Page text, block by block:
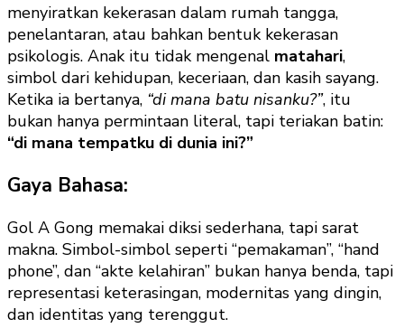
menyiratkan kekerasan dalam rumah tangga,
penelantaran, atau bahkan bentuk kekerasan
psikologis. Anak itu tidak mengenal matahari,
simbol dari kehidupan, keceriaan, dan kasih sayang.
Ketika ia bertanya, “di mana batu nisanku?”, itu
bukan hanya permintaan literal, tapi teriakan batin:
“di mana tempatku di dunia ini?”
Gaya Bahasa:
Gol A Gong memakai diksi sederhana, tapi sarat
makna. Simbol-simbol seperti “pemakaman”, “hand
phone”, dan “akte kelahiran” bukan hanya benda, tapi
representasi keterasingan, modernitas yang dingin,
dan identitas yang terenggut.